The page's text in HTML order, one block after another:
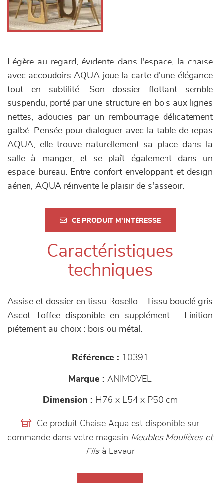
Légère au regard, évidente dans l'espace, la chaise
avec accoudoirs AQUA joue la carte d'une élégance
tout en subtilité. Son dossier flottant semble
suspendu, porté par une structure en bois aux lignes
nettes, adoucies par un rembourrage délicatement
galbé. Pensée pour dialoguer avec la table de repas
AQUA, elle trouve naturellement sa place dans la
salle à manger, et se plaît également dans un
espace bureau. Entre confort enveloppant et design
aérien, AQUA réinvente le plaisir de s'asseoir.
CE PRODUIT M'INTÉRESSE
Caractéristiques
techniques
Assise et dossier en tissu Rosello - Tissu bouclé gris
Ascot Toffee disponible en supplément - Finition
piétement au choix : bois ou métal.
Référence : 10391
Marque : ANIMOVEL
Dimension : H76 x L54 x P50 cm
Ce produit Chaise Aqua est disponible sur
commande dans votre magasin Meubles Moulières et
Filsà Lavaur